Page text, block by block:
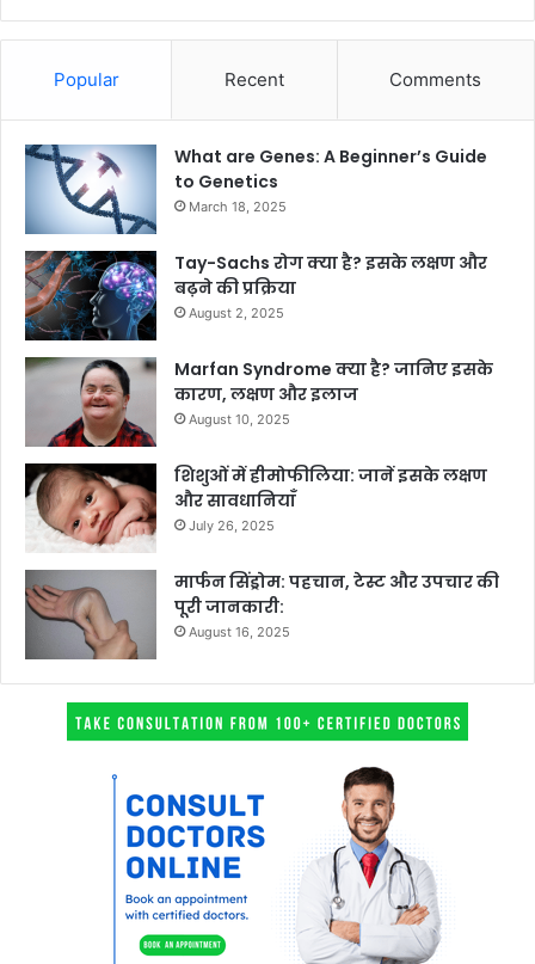
Popular Recent Comments
What are Genes: A Beginner’s Guide
to Genetics
March 18, 2025
Tay-Sachs रोग क्या है? इसके लक्षण और
बढ़ने की प्रक्रिया
August 2, 2025
Marfan Syndrome क्या है? जानिए इसके
कारण, लक्षण और इलाज
August 10, 2025
शिशुओं में हीमोफीलिया: जानें इसके लक्षण
और सावधानियाँ
July 26, 2025
मार्फन सिंड्रोम: पहचान, टेस्ट और उपचार की
पूरी जानकारी:
August 16, 2025